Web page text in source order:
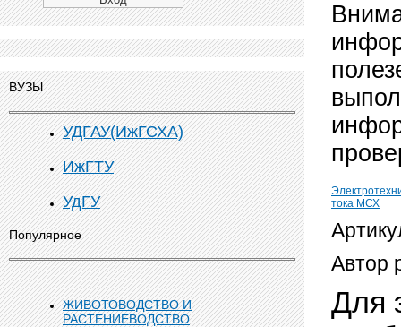
ВУЗЫ
УДГАУ(ИжГСХА)
ИжГТУ
УдГУ
Популярное
ЖИВОТОВОДСТВО И
РАСТЕНИЕВОДСТВО
тока МСХ
Автор
Для